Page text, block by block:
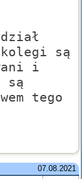
są
i
są
tego
07.08.2021